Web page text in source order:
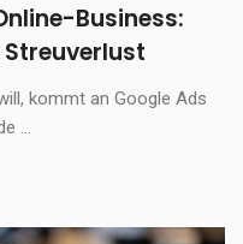
Business:
kommt an Google Ads
...